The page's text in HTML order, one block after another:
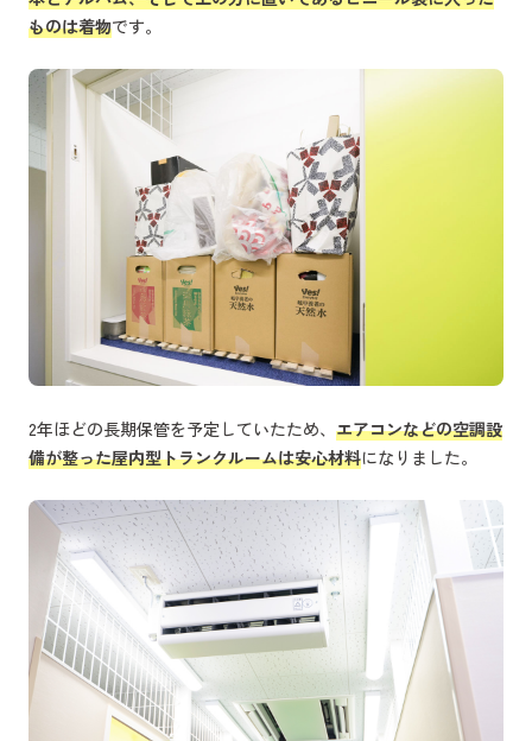
ものは着物です。
2年ほどの長期保管を予定していたため、 エアコンなどの空調設
備が整った屋内型トランクルームは安心材料になりました。